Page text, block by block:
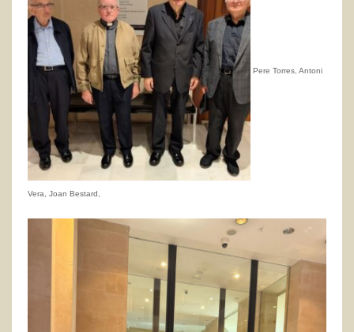
Pere Torres, Antoni
Vera, Joan Bestard,